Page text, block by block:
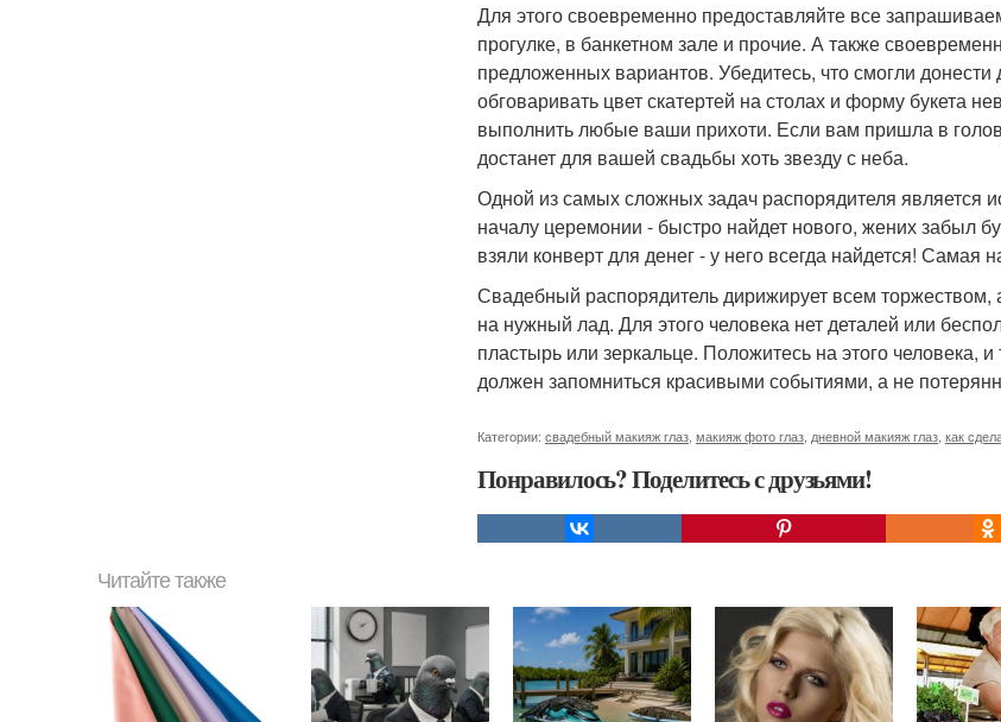
Для этого своевременно предоставляйте все
прогулке, в банкетном зале и прочие. А также
предложенных вариантов. Убедитесь, что смогли
обговаривать цвет скатертей на столах и форму букета
выполнить любые ваши прихоти. Если вам пришла в
достанет для вашей свадьбы хоть звезду с неба.
Одной из самых сложных задач распорядителя является
началу церемонии - быстро найдет нового, жених забыл
взяли конверт для денег - у него всегда найдется! Самая
Свадебный распорядитель дирижирует всем
на нужный лад. Для этого человека нет деталей или
пластырь или зеркальце. Положитесь на этого человека,
должен запомниться красивыми событиями, а не
Категории: свадебный макияж глаз макияж фото глаз дневной макияж глаз как
Понравилось? Поделитесь с друзьями!
Читайте также